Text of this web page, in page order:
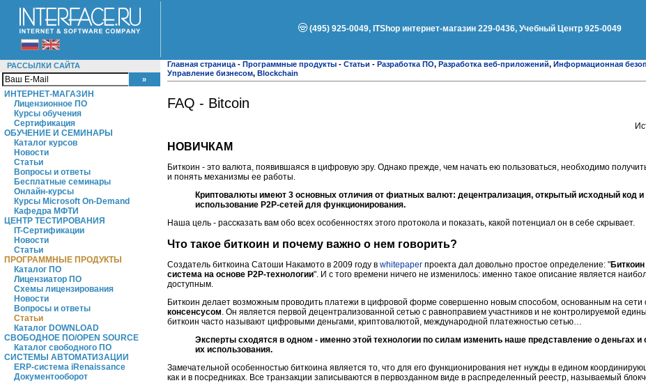
(495) 925-0049, ITShop интернет-магазин 229-0436, Учебный Центр 925-0049
РАССЫЛКИ САЙТА
ИНТЕРНЕТ-МАГАЗИН
Лицензионное ПО
Курсы обучения
Сертификация
ОБУЧЕНИЕ И СЕМИНАРЫ
Каталог курсов
Новости
Статьи
Вопросы и ответы
Бесплатные семинары
Онлайн-курсы
Курсы Microsoft On-Demand
Кафедра МФТИ
ЦЕНТР ТЕСТИРОВАНИЯ
IT-Сертификации
Новости
Статьи
ПРОГРАММНЫЕ ПРОДУКТЫ
Каталог ПО
Лицензиатор ПО
Схемы лицензирования
Новости
Вопросы и ответы
Статьи
Каталог DOWNLOAD
СВОБОДНОЕ ПО/OPEN SOURCE
Каталог свободного ПО
СИСТЕМЫ АВТОМАТИЗАЦИИ
ERP-система iRenaissance
Документооборот
Главная страница - Программные продукты - Статьи - Разработка ПО, Разработка веб-приложений, Информационная
Управление бизнесом, Blockchain
FAQ - Bitcoin
НОВИЧКАМ
Биткоин - это валюта, появившаяся в цифровую эру. Однако прежде, чем начать ею пользоваться, необходимо
и понять механизмы ее работы.
Криптовалюты имеют 3 основных отличия от фиатных валют: децентрализация, открытый исходный код и
использование P2P-сетей для функционирования.
Наша цель - рассказать вам обо всех особенностях этого протокола и показать, какой потенциал он в себе скрывает.
Что такое биткоин и почему важно о нем говорить?
Создатель биткоина Сатоши Накамото в 2009 году в whitepaper проекта дал довольно простое определение: "
система на основе P2P-технологии". И с того времени ничего не изменилось: именно такое описание является
доступным.
Биткоин делает возможным проводить платежи в цифровой форме совершенно новым способом, основанным на сети
консенсусом. Он является первой децентрализованной сетью с равноправием участников и не контролируемой
биткоин часто называют цифровыми деньгами, криптовалютой, международной платежностью сетью…
Эксперты сходятся в одном - именно этой технологии по силам изменить наше представление о деньгах и
их использования.
Замечательной особенностью биткоина является то, что для его функционирования нет нужды в едином
как и в посредниках. Все транзакции записываются в первозданном виде в распределенный реестр, называемый